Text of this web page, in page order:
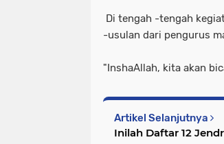
Di tengah -tengah
-usulan dari pengurus
"InshaAllah, kita akan
Artikel Selanjutnya
Inilah Daftar 12